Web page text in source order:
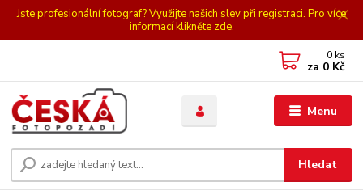
Jste profesionální fotograf? Využijte našich slev při registraci. Pro více
informací klikněte zde.
Menu
Hledat
0 ks
za 0 Kč